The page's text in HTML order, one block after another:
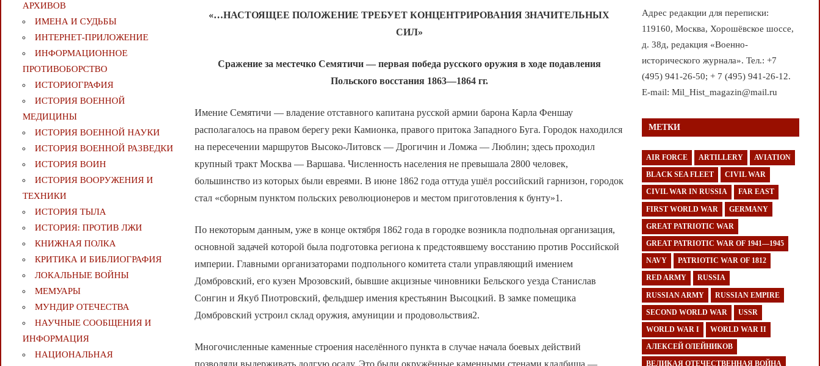
«…НАСТОЯЩЕЕ ПОЛОЖЕНИЕ ТРЕБУЕТ КОНЦЕНТРИРОВАНИЯ ЗНАЧИТЕЛЬНЫХ
СИЛ»
Сражение за местечко Семятичи — первая победа русского оружия в ходе подавления
Польского восстания 1863—1864 гг.
Имение Семятичи — владение отставного капитана русской армии барона Карла Феншау
располагалось на правом берегу реки Камионка, правого притока Западного Буга. Городок находился
на пересечении маршрутов Высоко-Литовск — Дрогичин и Ломжа — Люблин; здесь проходил
крупный тракт Москва — Варшава. Численность населения не превышала 2800 человек,
большинство из которых были евреями. В июне 1862 года оттуда ушёл российский гарнизон, городок
стал «сборным пунктом польских революционеров и местом приготовления к бунту»1.
По некоторым данным, уже в конце октября 1862 года в городке возникла подпольная организация,
основной задачей которой была подготовка региона к предстоявшему восстанию против Российской
империи. Главными организаторами подпольного комитета стали управляющий имением
Домбровский, его кузен Мрозовский, бывшие акцизные чиновники Бельского уезда Станислав
Сонгин и Якуб Пиотровский, фельдшер имения крестьянин Высоцкий. В замке помещика
Домбровский устроил склад оружия, амуниции и продовольствия2.
Многочисленные каменные строения населённого пункта в случае начала боевых действий
позволяли выдерживать долгую осаду. Это были окружённые каменными стенами кладбища —
АРХИВОВ
ИМЕНА И СУДЬБЫ
ИНТЕРНЕТ-ПРИЛОЖЕНИЕ
ИНФОРМАЦИОННОЕ
ПРОТИВОБОРСТВО
ИСТОРИОГРАФИЯ
ИСТОРИЯ ВОЕННОЙ
МЕДИЦИНЫ
ИСТОРИЯ ВОЕННОЙ НАУКИ
ИСТОРИЯ ВОЕННОЙ РАЗВЕДКИ
ИСТОРИЯ ВОИН
ИСТОРИЯ ВООРУЖЕНИЯ И
ТЕХНИКИ
ИСТОРИЯ ТЫЛА
ИСТОРИЯ: ПРОТИВ ЛЖИ
КНИЖНАЯ ПОЛКА
КРИТИКА И БИБЛИОГРАФИЯ
ЛОКАЛЬНЫЕ ВОЙНЫ
МЕМУАРЫ
МУНДИР ОТЕЧЕСТВА
НАУЧНЫЕ СООБЩЕНИЯ И
ИНФОРМАЦИЯ
НАЦИОНАЛЬНАЯ
Адрес редакции для переписки:
119160, Москва, Хорошёвское шоссе,
д. 38д, редакция «Военно-
исторического журнала». Тел.: +7
(495) 941-26-50; + 7 (495) 941-26-12.
E-mail: Mil_Hist_magazin@mail.ru
МЕТКИ
AIR FORCE ARTILLERY AVIATION
BLACK SEA FLEET CIVIL WAR
CIVIL WAR IN RUSSIA FAR EAST
FIRST WORLD WAR GERMANY
GREAT PATRIOTIC WAR
GREAT PATRIOTIC WAR OF 1941—1945
NAVY PATRIOTIC WAR OF 1812
RED ARMY RUSSIA
RUSSIAN ARMY RUSSIAN EMPIRE
SECOND WORLD WAR USSR
WORLD WAR I WORLD WAR II
АЛЕКСЕЙ ОЛЕЙНИКОВ
ВЕЛИКАЯ ОТЕЧЕСТВЕННАЯ ВОЙНА